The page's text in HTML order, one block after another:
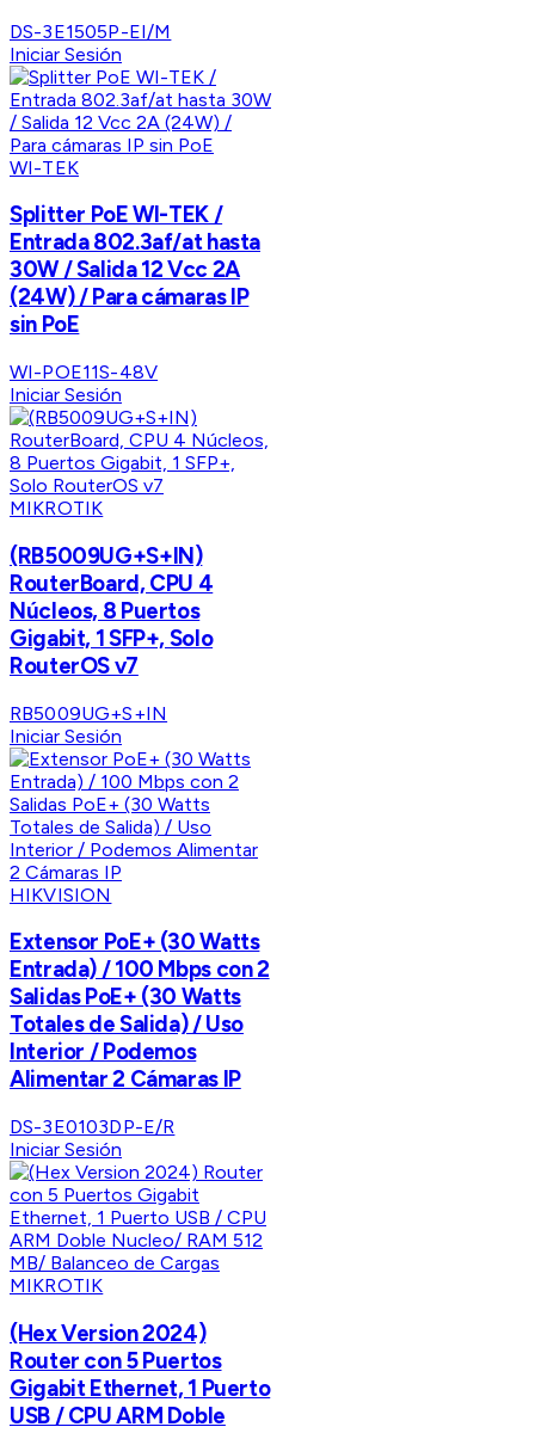
DS-3E1505P-EI/M
Iniciar Sesión
WI-TEK
Splitter PoE WI-TEK /
Entrada 802.3af/at hasta
30W / Salida 12 Vcc 2A
(24W) / Para cámaras IP
sin PoE
WI-POE11S-48V
Iniciar Sesión
MIKROTIK
(RB5009UG+S+IN)
RouterBoard, CPU 4
Núcleos, 8 Puertos
Gigabit, 1 SFP+, Solo
RouterOS v7
RB5009UG+S+IN
Iniciar Sesión
HIKVISION
Extensor PoE+ (30 Watts
Entrada) / 100 Mbps con 2
Salidas PoE+ (30 Watts
Totales de Salida) / Uso
Interior / Podemos
Alimentar 2 Cámaras IP
DS-3E0103DP-E/R
Iniciar Sesión
MIKROTIK
(Hex Version 2024)
Router con 5 Puertos
Gigabit Ethernet, 1 Puerto
USB / CPU ARM Doble